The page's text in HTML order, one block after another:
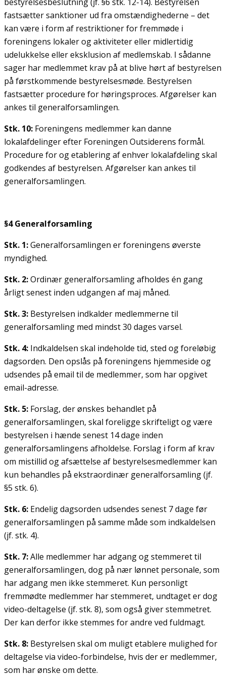
fastsætter sanktioner ud fra omstændighederne – det
kan være i form af restriktioner for fremmøde i
foreningens lokaler og aktiviteter eller midlertidig
udelukkelse eller eksklusion af medlemskab. I sådanne
sager har medlemmet krav på at blive hørt af bestyrelsen
på førstkommende bestyrelsesmøde. Bestyrelsen
fastsætter procedure for høringsproces. Afgørelser kan
ankes til generalforsamlingen.
Stk. 10: Foreningens medlemmer kan danne
lokalafdelinger efter Foreningen Outsiderens formål.
Procedure for og etablering af enhver lokalafdeling skal
godkendes af bestyrelsen. Afgørelser kan ankes til
generalforsamlingen.
§4 Generalforsamling
Stk. 1:Generalforsamlingen er foreningens øverste
myndighed.
Stk. 2:Ordinær generalforsamling afholdes én gang
årligt senest inden udgangen af maj måned.
Stk. 3: Bestyrelsen indkalder medlemmerne til
generalforsamling med mindst 30 dages varsel.
Stk. 4: Indkaldelsen skal indeholde tid, sted og foreløbig
dagsorden. Den opslås på foreningens hjemmeside og
udsendes på email til de medlemmer, som har opgivet
email-adresse.
Stk. 5: Forslag, der ønskes behandlet på
generalforsamlingen, skal foreligge skrifteligt og være
bestyrelsen i hænde senest 14 dage inden
generalforsamlingens afholdelse. Forslag i form af krav
om mistillid og afsættelse af bestyrelsesmedlemmer kan
kun behandles på ekstraordinær generalforsamling (jf.
§5 stk. 6).
Stk. 6: Endelig dagsorden udsendes senest 7 dage før
generalforsamlingen på samme måde som indkaldelsen
(jf. stk. 4).
Stk. 7:Alle medlemmer har adgang og stemmeret til
generalforsamlingen, dog på nær lønnet personale, som
har adgang men ikke stemmeret. Kun personligt
fremmødte medlemmer har stemmeret, undtaget er dog
video-deltagelse (jf. stk. 8), som også giver stemmetret.
Der kan derfor ikke stemmes for andre ved fuldmagt.
Stk. 8: Bestyrelsen skal om muligt etablere mulighed for
deltagelse via video-forbindelse, hvis der er medlemmer,
som har ønske om dette.